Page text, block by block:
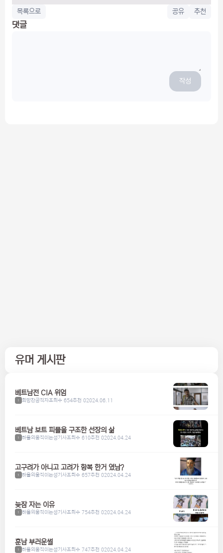
목록으로 공유 추천
댓글
작성
유머 게시판
베트남전 CIA 위엄
1 희망찬공직자조회수 654추천 02024.06.11
베트남 보트 피플을 구조한 선장의 삶
1 하울의움직이는성기사조회수 610추천 02024.04.24
고구려가 아니고 고려가 항복 한거 였남?
1 하울의움직이는성기사조회수 657추천 02024.04.24
늦잠 자는 이유
1 하울의움직이는성기사조회수 754추천 02024.04.24
훈남 부러운썰
1 하울의움직이는성기사조회수 747추천 02024.04.24